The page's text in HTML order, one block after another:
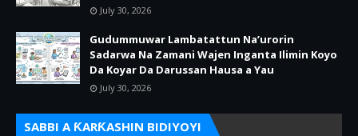
July 30, 2026
Gudummuwar Lambatattun Na’urorin
Sadarwa Na Zamani Wajen Inganta Ilimin Koyo
Da Koyar Da Darussan Hausa a Yau
July 30, 2026
SABBI A ƘARƘASHIN BIDIYOYI